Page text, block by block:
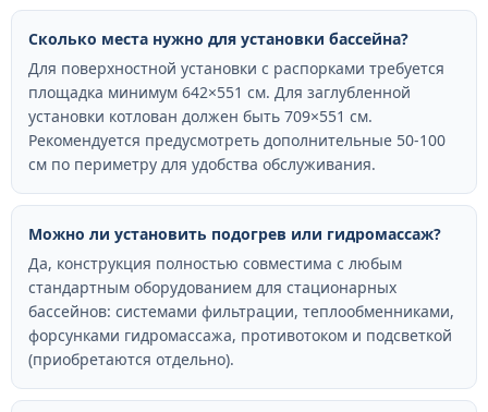
Сколько места нужно для установки бассейна?
Для поверхностной установки с распорками требуется
площадка минимум 642×551 см. Для заглубленной
установки котлован должен быть 709×551 см.
Рекомендуется предусмотреть дополнительные 50-100
см по периметру для удобства обслуживания.
Можно ли установить подогрев или гидромассаж?
Да, конструкция полностью совместима с любым
стандартным оборудованием для стационарных
бассейнов: системами фильтрации, теплообменниками,
форсунками гидромассажа, противотоком и подсветкой
(приобретаются отдельно).